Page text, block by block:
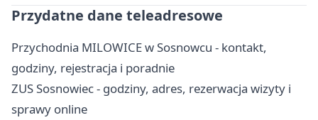
Przydatne dane teleadresowe
Przychodnia MILOWICE w Sosnowcu - kontakt,
godziny, rejestracja i poradnie
ZUS Sosnowiec - godziny, adres, rezerwacja wizyty i
sprawy online